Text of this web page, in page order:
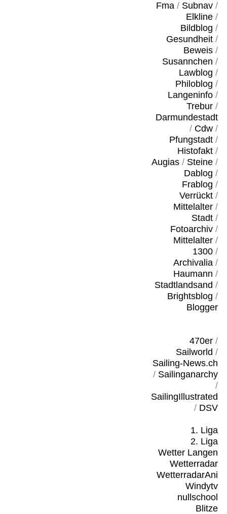
Fma/ Subnav/
Elkline/
Bildblog /
Gesundheit/
Beweis/
Susannchen /
Lawblog /
Philoblog /
Langeninfo/
Trebur/
Darmundestadt
/ Cdw/
Pfungstadt/
Histofakt/
Augias/ Steine/
Dablog /
Frablog /
Verrückt/
Mittelalter/
Stadt/
Fotoarchiv/
Mittelalter/
1300/
Archivalia/
Haumann /
Stadtlandsand /
Brightsblog /
Blogger
470er/
Sailworld /
Sailing-News.ch
/ Sailinganarchy
/
SailingIllustrated
/ DSV
1. Liga
2. Liga
Wetter Langen
Wetterradar
WetterradarAni
Windytv
nullschool
Blitze